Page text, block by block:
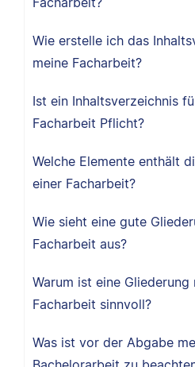
Wie erstelle ich das
meine Facharbeit?
Ist ein Inhaltsverzeichnis
Facharbeit Pflicht?
Welche Elemente enthält
einer Facharbeit?
Wie sieht eine gute
Facharbeit aus?
Warum ist eine Gliederung
Facharbeit sinnvoll?
Was ist vor der Abgabe